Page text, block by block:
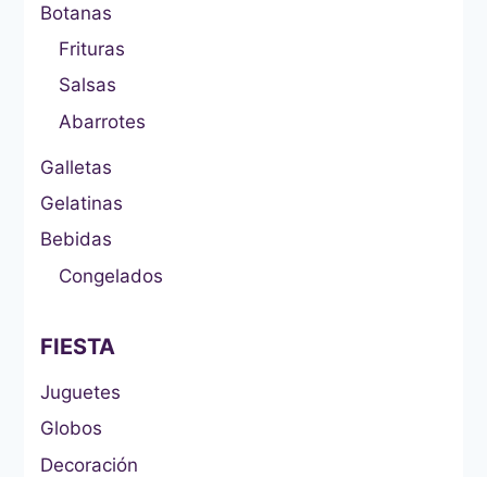
Botanas
Frituras
Salsas
Abarrotes
Galletas
Gelatinas
Bebidas
Congelados
FIESTA
Juguetes
Globos
Decoración